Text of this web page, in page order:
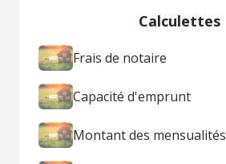
Calculettes
Frais de notaire
Capacité d'emprunt
Montant des mensualités